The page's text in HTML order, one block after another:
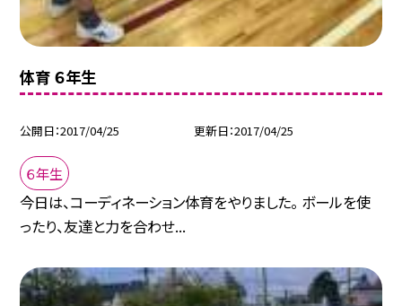
体育 ６年生
公開日 2017/04/25 更新日 2017/04/25
６年生
今日は、コーディネーション体育をやりました。 ボールを使
ったり、友達と力を合わせ...